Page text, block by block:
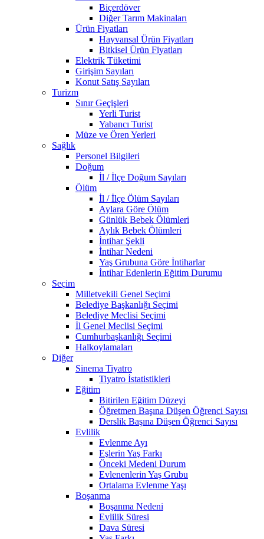
Biçerdöver
Diğer Tarım Makinaları
Ürün Fiyatları
Hayvansal Ürün Fiyatları
Bitkisel Ürün Fiyatları
Elektrik Tüketimi
Girişim Sayıları
Konut Satış Sayıları
Turizm
Sınır Geçişleri
Yerli Turist
Yabancı Turist
Müze ve Ören Yerleri
Sağlık
Personel Bilgileri
Doğum
İl / İlçe Doğum Sayıları
Ölüm
İl / İlçe Ölüm Sayıları
Aylara Göre Ölüm
Günlük Bebek Ölümleri
Aylık Bebek Ölümleri
İntihar Şekli
İntihar Nedeni
Yaş Grubuna Göre İntiharlar
İntihar Edenlerin Eğitim Durumu
Seçim
Milletvekili Genel Seçimi
Belediye Başkanlığı Seçimi
Belediye Meclisi Seçimi
İl Genel Meclisi Seçimi
Cumhurbaşkanlığı Seçimi
Halkoylamaları
Diğer
Sinema Tiyatro
Tiyatro İstatistikleri
Eğitim
Bitirilen Eğitim Düzeyi
Öğretmen Başına Düşen Öğrenci Sayısı
Derslik Başına Düşen Öğrenci Sayısı
Evlilik
Evlenme Ayı
Eşlerin Yaş Farkı
Önceki Medeni Durum
Evlenenlerin Yaş Grubu
Ortalama Evlenme Yaşı
Boşanma
Boşanma Nedeni
Evlilik Süresi
Dava Süresi